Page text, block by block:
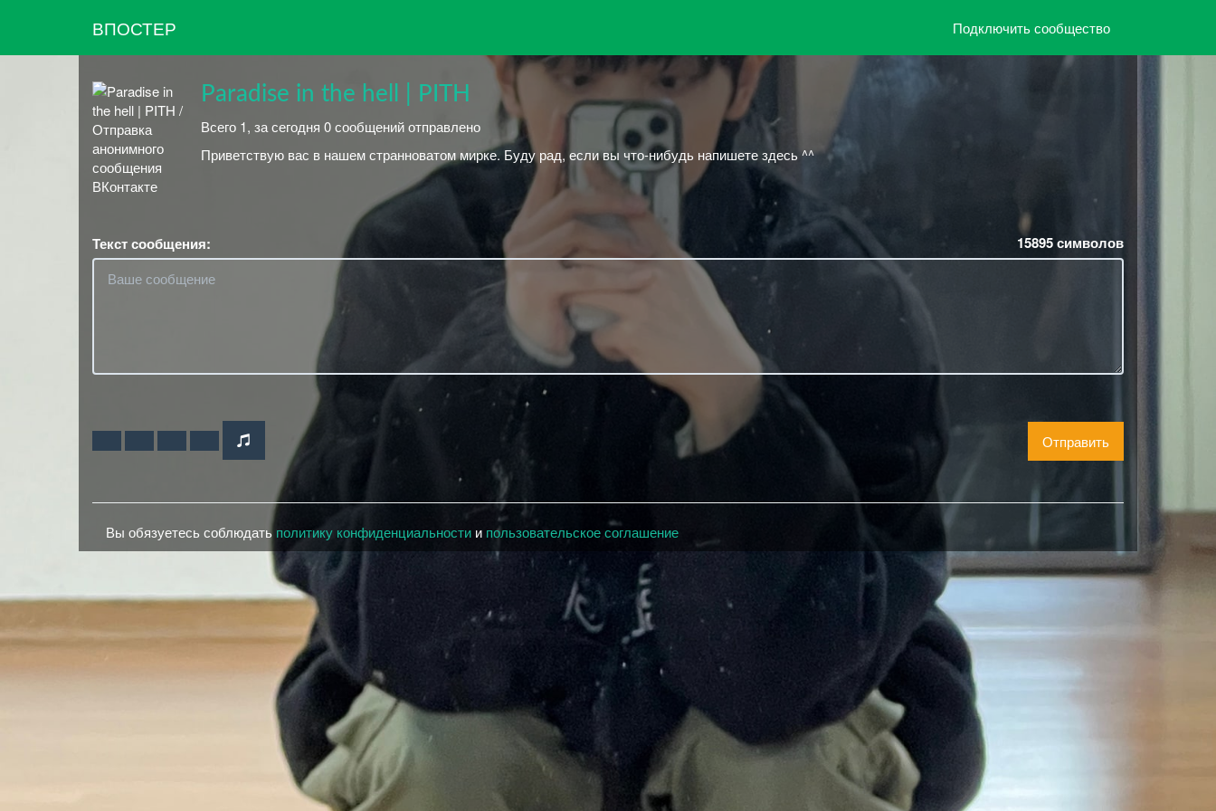
ВПОСТЕР Подключить сообщество
Paradise in the hell | PITH
Всего 1, за сегодня 0 сообщений отправлено
Приветствую вас в нашем странноватом мирке. Буду рад, если вы что-нибудь напишете здесь ^^
Текст сообщения: 15895символов
Отправить
Вы обязуетесь соблюдать политику конфиденциальности и пользовательское соглашение